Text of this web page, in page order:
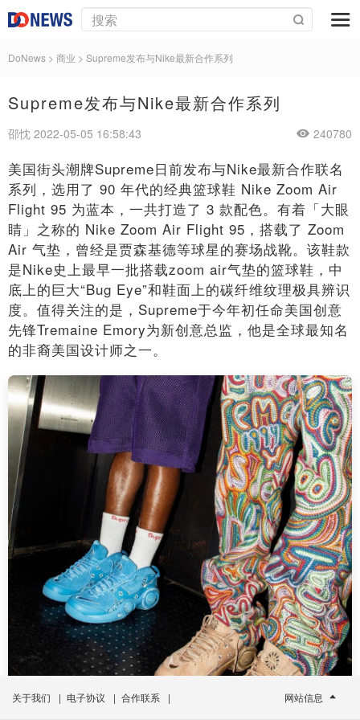
DoNews > 商业 > Supreme发布与Nike最新合作系列
Supreme发布与Nike最新合作系列
邵忱 2022-05-05 16:58:43 240780
美国街头潮牌Supreme日前发布与Nike最新合作联名
系列，选用了 90 年代的经典篮球鞋 Nike Zoom Air
Flight 95 为蓝本，一共打造了 3 款配色。有着「大眼
睛」之称的 Nike Zoom Air Flight 95，搭载了 Zoom
Air 气垫，曾经是贾森基德等球星的赛场战靴。该鞋款
是Nike史上最早一批搭载zoom air气垫的篮球鞋，中
底上的巨大“Bug Eye”和鞋面上的碳纤维纹理极具辨识
度。值得关注的是，Supreme于今年初任命美国创意
先锋Tremaine Emory为新创意总监，他是全球最知名
的非裔美国设计师之一。
关于我们 | 电子协议 | 合作联系 | 网站信息